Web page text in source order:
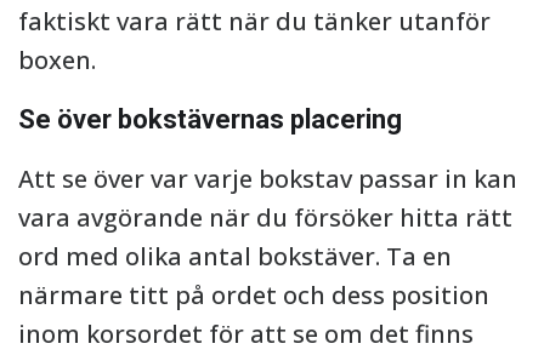
faktiskt vara rätt när du tänker utanför
boxen.
Se över bokstävernas placering
Att se över var varje bokstav passar in kan
vara avgörande när du försöker hitta rätt
ord med olika antal bokstäver. Ta en
närmare titt på ordet och dess position
inom korsordet för att se om det finns